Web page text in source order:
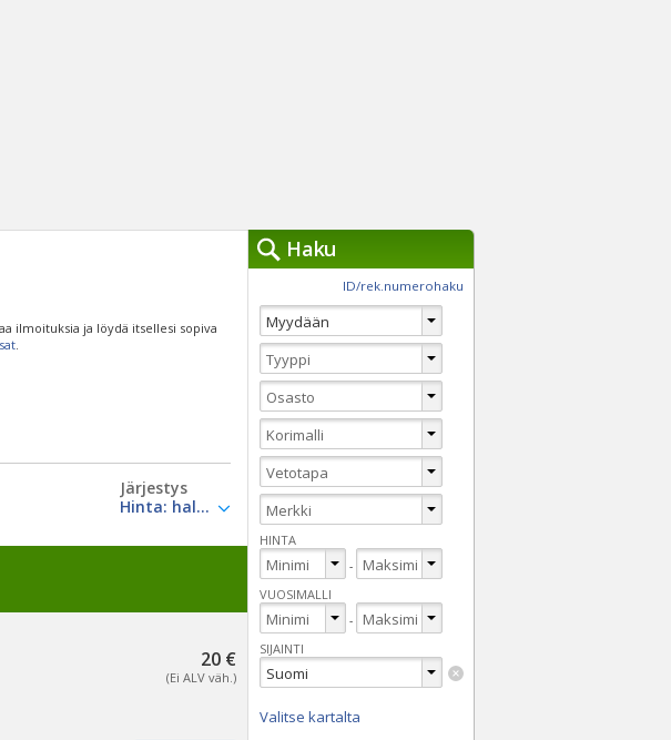
ilmoituksia ja löydä itsellesi sopiva
.
Järjestys
20 €
(Ei ALV väh.)
Haku
Tyhjennä haut
ID/rek.numerohaku
HINTA
-
VUOSIMALLI
-
SIJAINTI
Valitse kartalta